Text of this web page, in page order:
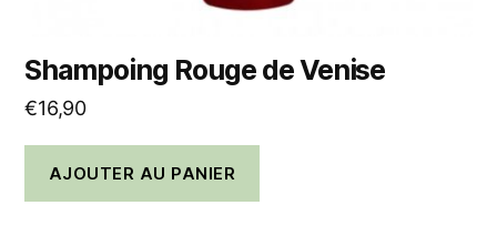
Shampoing Rouge de Venise
€16,90
AJOUTER AU PANIER